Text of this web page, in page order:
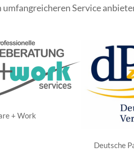
umfangreicheren Service
+ Work
Deutsche